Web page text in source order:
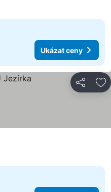
Ukázat ceny
Sdílet